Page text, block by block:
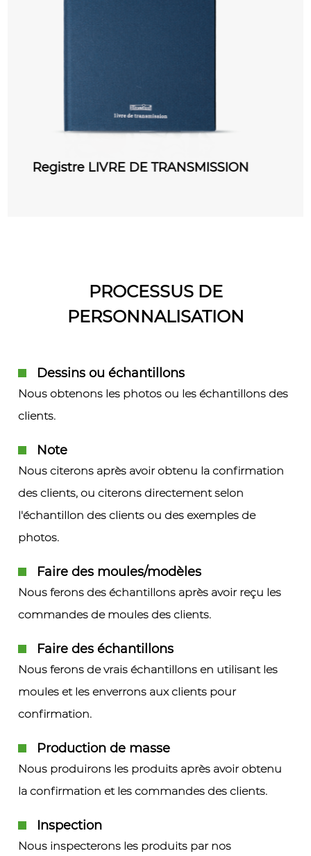
COURRIER DEPART Registre
PROCESSUS DE
PERSONNALISATION
Dessins ou échantillons
Nous obtenons les photos ou les échantillons des
clients.
Note
Nous citerons après avoir obtenu la confirmation
des clients, ou citerons directement selon
l'échantillon des clients ou des exemples de
photos.
Faire des moules/modèles
Nous ferons des échantillons après avoir reçu les
commandes de moules des clients.
Faire des échantillons
Nous ferons de vrais échantillons en utilisant les
moules et les enverrons aux clients pour
confirmation.
Production de masse
Nous produirons les produits après avoir obtenu
la confirmation et les commandes des clients.
Inspection
Nous inspecterons les produits par nos